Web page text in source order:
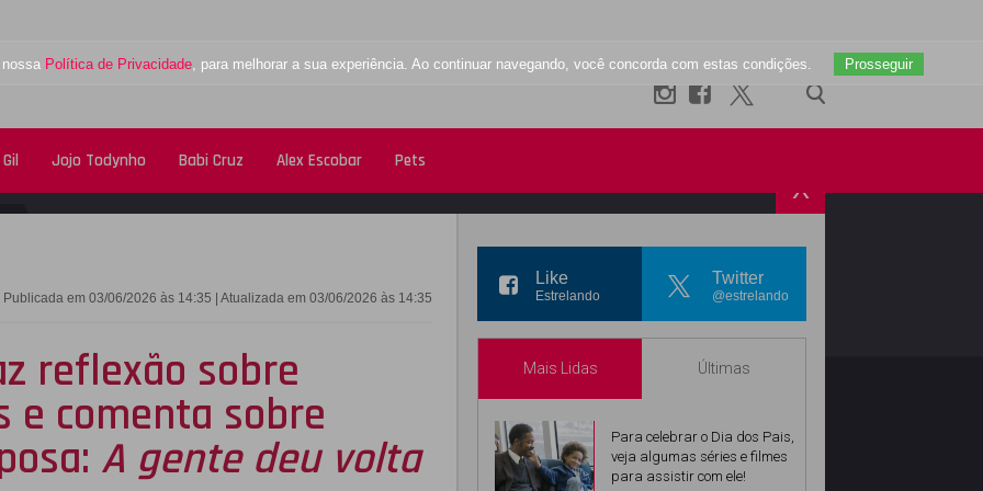
Política de Privacidade, para melhorar a sua experiência. Ao continuar navegando, você concorda com estas condições. Prosseguir
Jojo Todynho Babi Cruz Alex Escobar Pets
X
Publicada em 03/06/2026 às 14:35 | Atualizada em 03/06/2026 às 14:35
reflexão sobre
e comenta sobre
A gente deu volta
Like
Estrelando
Twitter
@estrelando
Mais Lidas Últimas
Para celebrar o Dia dos Pais,
veja algumas séries e filmes
para assistir com ele!
INSTAGRAM